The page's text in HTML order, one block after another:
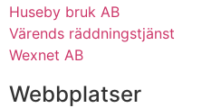
Huseby bruk AB
Värends räddningstjänst
Wexnet AB
Webbplatser